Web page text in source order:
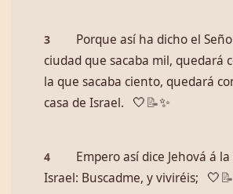
3
Porque así ha dicho el
ciudad que sacaba mil, quedará
la que sacaba ciento, quedará
casa de Israel.
🤍 📝✨
4
Empero así dice Jehová á la
Israel: Buscadme, y viviréis;
🤍 📝